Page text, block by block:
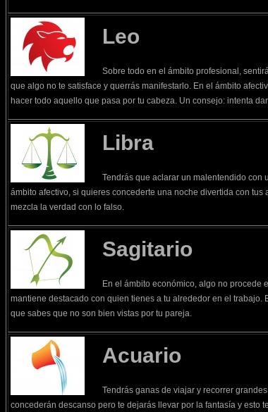
Leo
Sobre todo en el ámbito profesional,
que algo no te satisface y querrás manifestarlo. En el ámbito
hacer todo aquello que pasa por tu cabeza. Un consejo: intenta
Libra
Tendrás que aclarar un malentendido con
ámbito afectivo, si quieres concederte una noche divertida con
mezcla la verdad con lo falso.
Sagitario
En el ámbito económico, algo no procede
mantiene destacado con quien tienes a tu alrededor en el trabajo.
que sabes que no son bien vistas por tu pareja.
Acuario
Tendrás ganas de viajar y recorrer
concederán descanso pero te dejarás llevar por la fantasía y esto